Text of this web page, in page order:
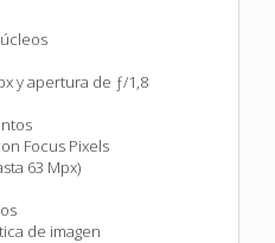
y apertura de ƒ/1,8
Focus Pixels
63 Mpx)
de imagen